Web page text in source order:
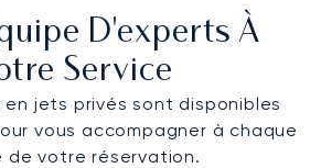
D'experts À
Service
en jets privés sont disponibles
vous accompagner à chaque
de votre réservation.